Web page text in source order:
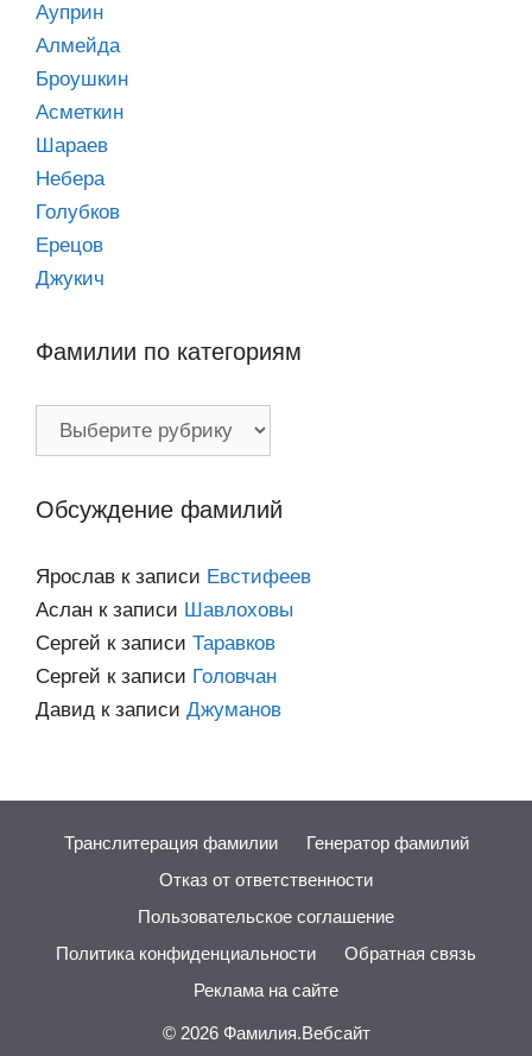
Ауприн
Алмейда
Броушкин
Асметкин
Шараев
Небера
Голубков
Ерецов
Джукич
Фамилии по категориям
Фамилии
Обсуждение фамилий
Ярослав к записи Евстифеев
Аслан к записи Шавлоховы
Сергей к записи Таравков
Сергей к записи Головчан
Давид к записи Джуманов
Транслитерация фамилии
Генератор фамилий
Отказ от ответственности
Пользовательское соглашение
Политика конфиденциальности
Обратная связь
Реклама на сайте
© 2026 Фамилия.Вебсайт